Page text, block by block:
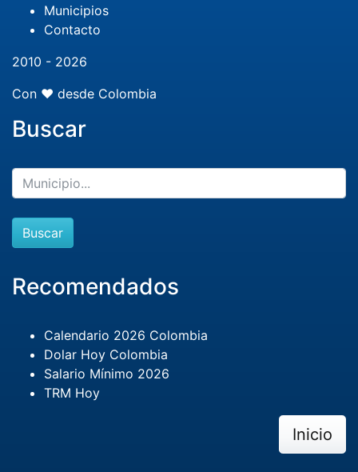
Municipios
Contacto
2010 - 2026
Con ❤️ desde Colombia
Buscar
Buscar
Recomendados
Calendario 2026 Colombia
Dolar Hoy Colombia
Salario Mínimo 2026
TRM Hoy
Inicio